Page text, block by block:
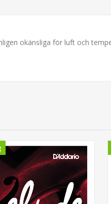
okänsliga för luft och